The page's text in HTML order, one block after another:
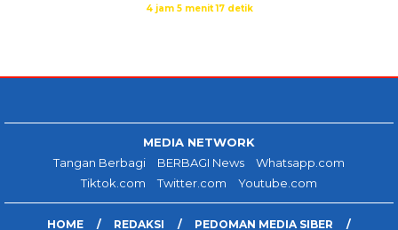
4 jam 5 menit 17 detik
MEDIA NETWORK
Tangan Berbagi
BERBAGI News
Whatsapp.com
Tiktok.com
Twitter.com Youtube.com
HOME REDAKSI PEDOMAN MEDIA SIBER